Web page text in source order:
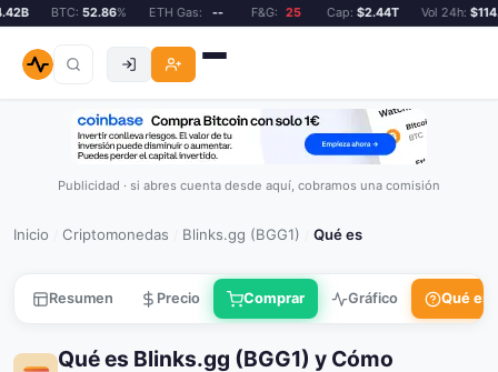
BTC:52.86% ETH Gas: -- F&G: 25 Cap:$2.44T Vol 24h:
Publicidad · si abres cuenta desde aquí, cobramos una comisión
Inicio Criptomonedas Blinks.gg (BGG1) Qué es
Resumen Precio Comprar Gráfico Qué es
Qué es Blinks.gg (BGG1) y Cómo